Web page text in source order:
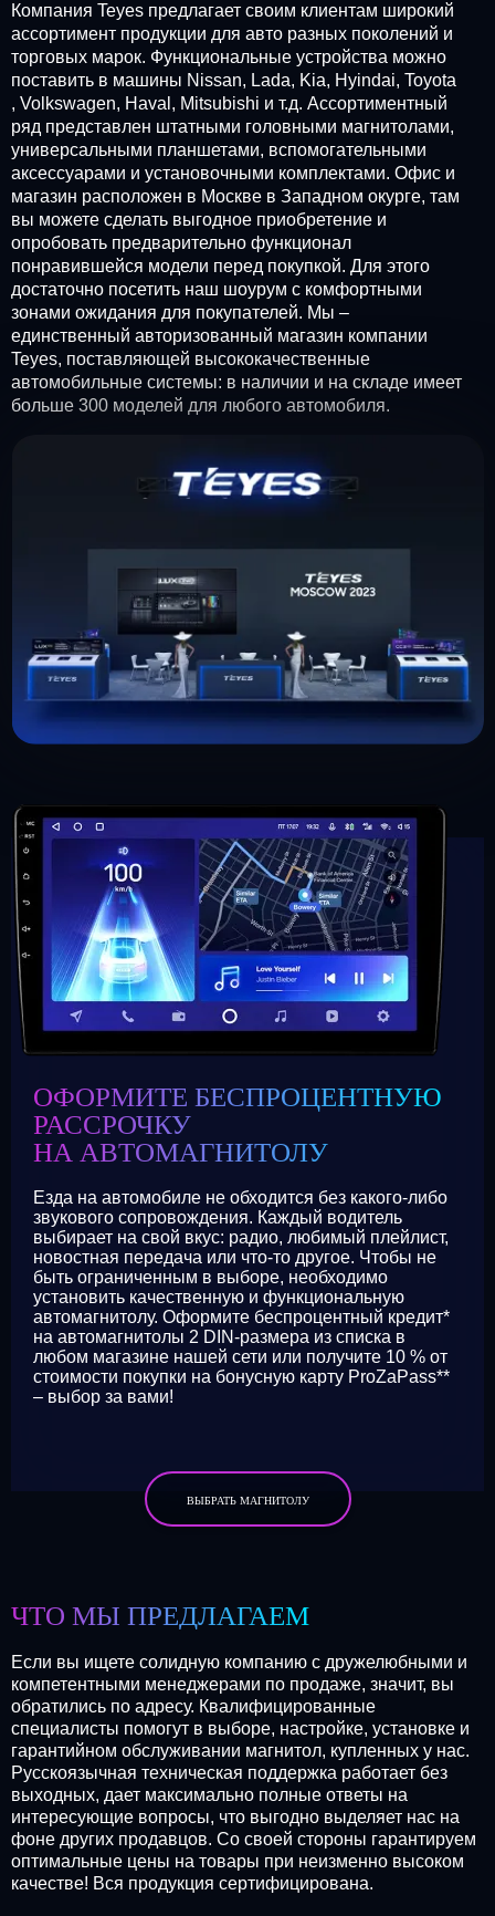
Компания Teyes предлагает своим клиентам широкий
ассортимент продукции для авто разных поколений и
торговых марок. Функциональные устройства можно
поставить в машины Nissan, Lada, Kia, Hyindai, Toyota
, Volkswagen, Haval, Mitsubishi и т.д. Ассортиментный
ряд представлен штатными головными магнитолами,
универсальными планшетами, вспомогательными
аксессуарами и установочными комплектами. Офис и
магазин расположен в Москве в Западном окурге, там
вы можете сделать выгодное приобретение и
опробовать предварительно функционал
понравившейся модели перед покупкой. Для этого
достаточно посетить наш шоурум с комфортными
зонами ожидания для покупателей. Мы –
единственный авторизованный магазин компании
Teyes, поставляющей высококачественные
автомобильные системы: в наличии и на складе имеет
больше 300 моделей для любого автомобиля.
ОФОРМИТЕ БЕСПРОЦЕНТНУЮ
РАССРОЧКУ
НА АВТОМАГНИТОЛУ
Езда на автомобиле не обходится без какого-либо
звукового сопровождения. Каждый водитель
выбирает на свой вкус: радио, любимый плейлист,
новостная передача или что-то другое. Чтобы не
быть ограниченным в выборе, необходимо
установить качественную и функциональную
автомагнитолу. Оформите беспроцентный кредит*
на автомагнитолы 2 DIN-размера из списка в
любом магазине нашей сети или получите 10 % от
стоимости покупки на бонусную карту ProZaPass**
– выбор за вами!
ВЫБРАТЬ МАГНИТОЛУ
ЧТО МЫ ПРЕДЛАГАЕМ
Если вы ищете солидную компанию с дружелюбными и
компетентными менеджерами по продаже, значит, вы
обратились по адресу. Квалифицированные
специалисты помогут в выборе, настройке, установке и
гарантийном обслуживании магнитол, купленных у нас.
Русскоязычная техническая поддержка работает без
выходных, дает максимально полные ответы на
интересующие вопросы, что выгодно выделяет нас на
фоне других продавцов. Со своей стороны гарантируем
оптимальные цены на товары при неизменно высоком
качестве! Вся продукция сертифицирована.